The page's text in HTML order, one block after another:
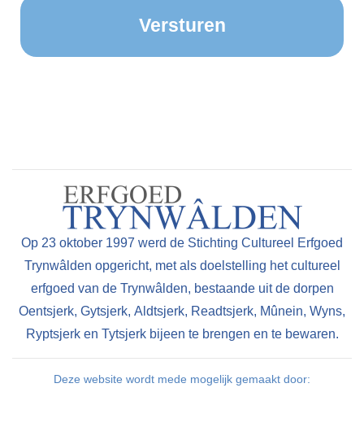
Op 23 oktober 1997 werd de Stichting Cultureel Erfgoed
Trynwâlden opgericht, met als doelstelling het cultureel
erfgoed van de Trynwâlden, bestaande uit de dorpen
Oentsjerk, Gytsjerk, Aldtsjerk, Readtsjerk, Mûnein, Wyns,
Ryptsjerk en Tytsjerk bijeen te brengen en te bewaren.
Deze website wordt mede mogelijk gemaakt door: